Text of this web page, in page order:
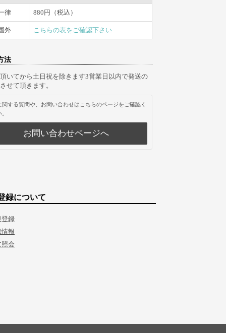
律 880円（税込）
外 こちらの表をご確認下さい
法
いてから土日祝を除きます3営業日以内で発送の
せて頂きます。
関する質問や、お問い合わせはこちらのページをご確認く
お問い合わせページへ
録について
登録
報
会